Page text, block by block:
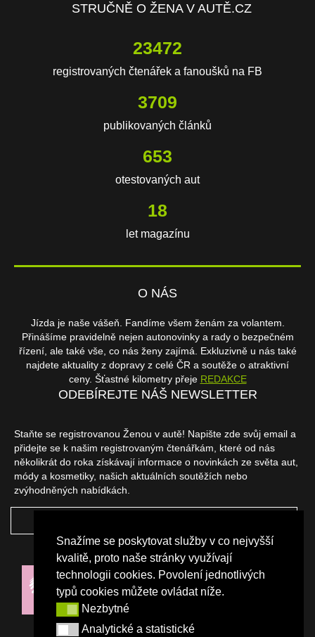
Snažíme se poskytovat služby v co nejvyšší
kvalitě, proto naše stránky využívají
technologii cookies. Povolení jednotlivých
typů cookies můžete ovládat níže.
NezbytnéNezbytné
Analytické a statistické
Analytické a statistické
STRUČNĚ O ŽENA V AUTĚ.CZ
23472
registrovaných čtenářek a fanoušků na FB
3709
publikovaných článků
653
otestovaných aut
18
let magazínu
O NÁS
Jízda je naše vášeň. Fandíme všem ženám za volantem.
Přinášíme pravidelně nejen autonovinky a rady o bezpečném
řízení, ale také vše, co nás ženy zajímá. Exkluzivně u nás také
najdete aktuality z dopravy z celé ČR a soutěže o atraktivní
ceny. Šťastné kilometry přeje REDAKCE
ODEBÍREJTE NÁŠ NEWSLETTER
Staňte se registrovanou Ženou v autě! Napište zde svůj email a
přidejte se k našim registrovaným čtenářkám, které od nás
několikrát do roka získávají informace o novinkách ze světa aut,
módy a kosmetiky, našich aktuálních soutěžích nebo
zvýhodněných nabídkách.
NAŠI PARTNEŘI